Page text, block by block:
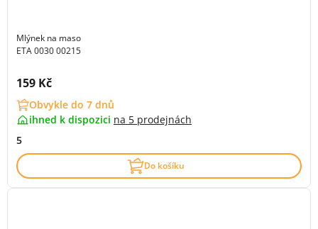
Mlýnek na maso
ETA 0030 00215
Cena s DPH:
159 Kč
Obvykle do 7 dnů
ihned k dispozici na 5 prodejnách
5
Do košíku